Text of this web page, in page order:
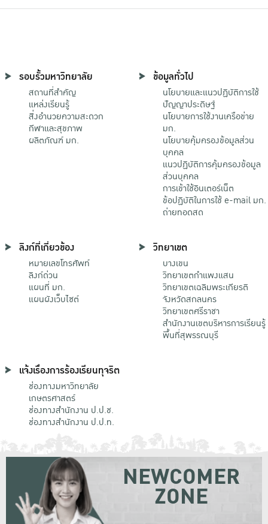
รอบรั้วมหาวิทยาลัย
สถานที่สำคัญ
แหล่งเรียนรู้
สิ่งอำนวยความสะดวก
กีฬาและสุขภาพ
ผลิตภัณฑ์ มก.
ข้อมูลทั่วไป
นโยบายและแนวปฏิบัติการใช้
ปัญญาประดิษฐ์
นโยบายการใช้งานเครือข่าย
มก.
นโยบายคุ้มครองข้อมูลส่วน
บุคคล
แนวปฏิบัติการคุ้มครองข้อมูล
ส่วนบุคคล
การเข้าใช้อินเตอร์เน็ต
ข้อปฏิบัติในการใช้ e-mail มก.
ถ่ายทอดสด
ลิงก์ที่เกี่ยวข้อง
หมายเลขโทรศัพท์
ลิงก์ด่วน
แผนที่ มก.
แผนผังเว็บไซต์
วิทยาเขต
บางเขน
วิทยาเขตกําแพงแสน
วิทยาเขตเฉลิมพระเกียรติ
จังหวัดสกลนคร
วิทยาเขตศรีราชา
สำนักงานเขตบริหารการเรียนรู้
พื้นที่สุพรรณบุรี
แจ้งเรื่องการร้องเรียนทุจริต
ช่องทางมหาวิทยาลัย
เกษตรศาสตร์
ช่องทางสำนักงาน ป.ป.ช.
ช่องทางสำนักงาน ป.ป.ท.
NEWCOMER
ZONE